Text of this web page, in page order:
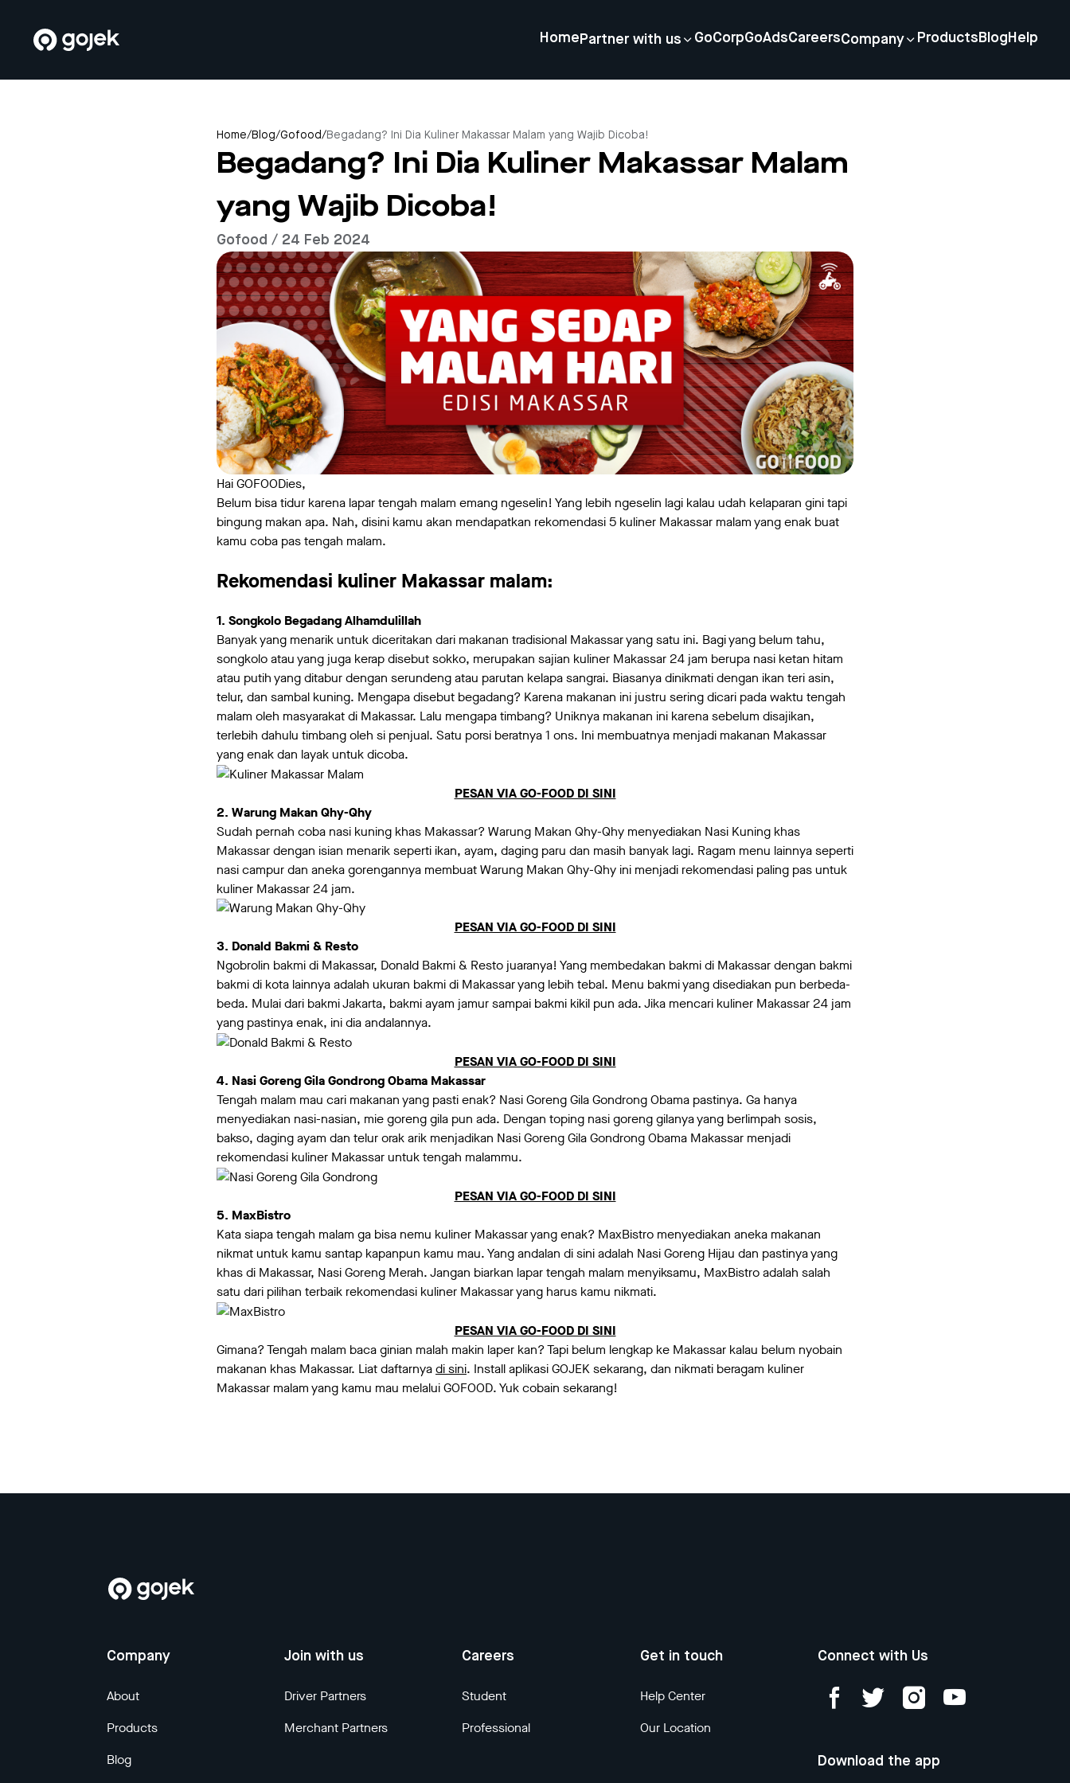
Home Partner with us GoCorpGoAdsCareersCompany Products Blog Help
Home/Blog/Gofood/Begadang? Ini Dia Kuliner Makassar Malam yang Wajib Dicoba!
Begadang? Ini Dia Kuliner Makassar Malam
yang Wajib Dicoba!
Gofood / 24 Feb 2024
Hai GOFOODies,
Belum bisa tidur karena lapar tengah malam emang ngeselin! Yang lebih ngeselin lagi kalau udah kelaparan gini tapi
bingung makan apa. Nah, disini kamu akan mendapatkan rekomendasi 5 kuliner Makassar malam yang enak buat
kamu coba pas tengah malam.
Rekomendasi kuliner Makassar malam:
1. Songkolo Begadang Alhamdulillah
Banyak yang menarik untuk diceritakan dari makanan tradisional Makassar yang satu ini. Bagi yang belum tahu,
songkolo atau yang juga kerap disebut sokko, merupakan sajian kuliner Makassar 24 jam berupa nasi ketan hitam
atau putih yang ditabur dengan serundeng atau parutan kelapa sangrai. Biasanya dinikmati dengan ikan teri asin,
telur, dan sambal kuning. Mengapa disebut begadang? Karena makanan ini justru sering dicari pada waktu tengah
malam oleh masyarakat di Makassar. Lalu mengapa timbang? Uniknya makanan ini karena sebelum disajikan,
terlebih dahulu timbang oleh si penjual. Satu porsi beratnya 1 ons. Ini membuatnya menjadi makanan Makassar
yang enak dan layak untuk dicoba.
PESAN VIA GO-FOOD DI SINI
2. Warung Makan Qhy-Qhy
Sudah pernah coba nasi kuning khas Makassar? Warung Makan Qhy-Qhy menyediakan Nasi Kuning khas
Makassar dengan isian menarik seperti ikan, ayam, daging paru dan masih banyak lagi. Ragam menu lainnya seperti
nasi campur dan aneka gorengannya membuat Warung Makan Qhy-Qhy ini menjadi rekomendasi paling pas untuk
kuliner Makassar 24 jam.
PESAN VIA GO-FOOD DI SINI
3. Donald Bakmi & Resto
Ngobrolin bakmi di Makassar, Donald Bakmi & Resto juaranya! Yang membedakan bakmi di Makassar dengan bakmi
bakmi di kota lainnya adalah ukuran bakmi di Makassar yang lebih tebal. Menu bakmi yang disediakan pun berbeda-
beda. Mulai dari bakmi Jakarta, bakmi ayam jamur sampai bakmi kikil pun ada. Jika mencari kuliner Makassar 24 jam
yang pastinya enak, ini dia andalannya.
PESAN VIA GO-FOOD DI SINI
4. Nasi Goreng Gila Gondrong Obama Makassar
Tengah malam mau cari makanan yang pasti enak? Nasi Goreng Gila Gondrong Obama pastinya. Ga hanya
menyediakan nasi-nasian, mie goreng gila pun ada. Dengan toping nasi goreng gilanya yang berlimpah sosis,
bakso, daging ayam dan telur orak arik menjadikan Nasi Goreng Gila Gondrong Obama Makassar menjadi
rekomendasi kuliner Makassar untuk tengah malammu.
PESAN VIA GO-FOOD DI SINI
5. MaxBistro
Kata siapa tengah malam ga bisa nemu kuliner Makassar yang enak? MaxBistro menyediakan aneka makanan
nikmat untuk kamu santap kapanpun kamu mau. Yang andalan di sini adalah Nasi Goreng Hijau dan pastinya yang
khas di Makassar, Nasi Goreng Merah. Jangan biarkan lapar tengah malam menyiksamu, MaxBistro adalah salah
satu dari pilihan terbaik rekomendasi kuliner Makassar yang harus kamu nikmati.
PESAN VIA GO-FOOD DI SINI
Gimana? Tengah malam baca ginian malah makin laper kan? Tapi belum lengkap ke Makassar kalau belum nyobain
makanan khas Makassar. Liat daftarnyadi sini. Install aplikasi GOJEK sekarang, dan nikmati beragam kuliner
Makassar malam yang kamu mau melalui GOFOOD. Yuk cobain sekarang!
Company
About
Products
Blog
Join with us
Driver Partners
Merchant Partners
Careers
Student
Professional
Get in touch
Help Center
Our Location
Connect with Us
Download the app